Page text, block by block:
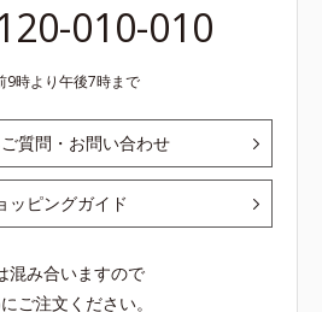
010-010
9時より午後7時まで
質問・お問い合わせ
ッピングガイド
混み合いますので
ご注文ください。